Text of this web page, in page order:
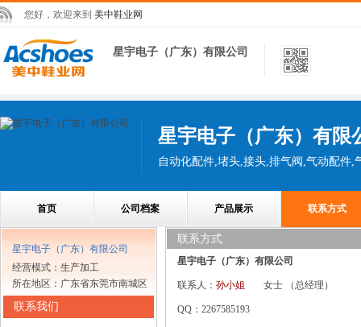
您好，欢迎来到 美中鞋业网
星宇电子（广东）有限公司
星宇电子（广东）有限
首页 公司档案 产品展示 联系方式
星宇电子（广东）有限公司
经营模式：生产加工
所在地区：广东省东莞市南城区
联系我们
联系方式
星宇电子（广东）有限公司
联系人： 孙小姐 女士 （总经理）
QQ：2267585193